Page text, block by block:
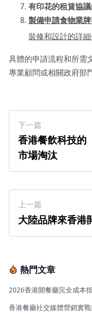
有印花的租賃協
製備申請食物業
裝修和設計的詳
具體的申請流程和所需
專業顧問或相關政府部
下一篇
香港餐飲科技的
市場淘汰
上一篇
大陸品牌來香港
熱門文章
2026香港開餐廳完全成本
香港餐廳社交媒體營銷實